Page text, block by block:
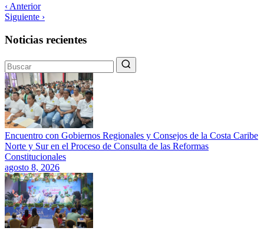
‹ Anterior
Siguiente ›
Noticias recientes
Encuentro con Gobiernos Regionales y Consejos de la Costa Caribe
Norte y Sur en el Proceso de Consulta de las Reformas
Constitucionales
agosto 8, 2026